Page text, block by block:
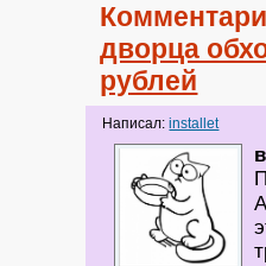
дворца
рублей
Написал:installet